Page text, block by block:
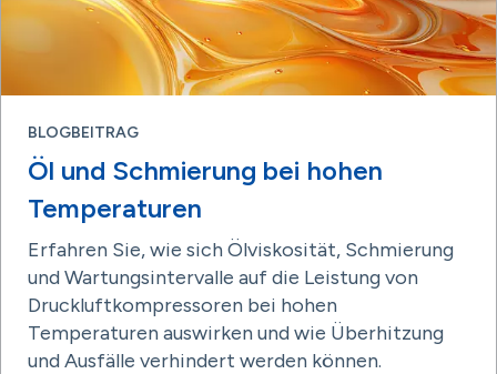
BLOGBEITRAG
Öl und Schmierung bei hohen
Temperaturen
Erfahren Sie, wie sich Ölviskosität, Schmierung
und Wartungsintervalle auf die Leistung von
Druckluftkompressoren bei hohen
Temperaturen auswirken und wie Überhitzung
und Ausfälle verhindert werden können.